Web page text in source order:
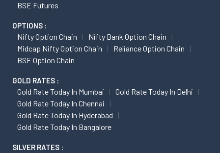
BSE Futures
OPTIONS :
Nifty Option Chain
Nifty Bank Option Chain
Midcap Nifty Option Chain
Reliance Option Chain
BSE Option Chain
GOLD RATES :
Gold Rate Today In Mumbai
Gold Rate Today In Delhi
Gold Rate Today In Chennai
Gold Rate Today In Hyderabad
Gold Rate Today In Bangalore
SILVER RATES :